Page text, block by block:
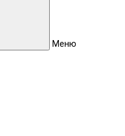
Меню